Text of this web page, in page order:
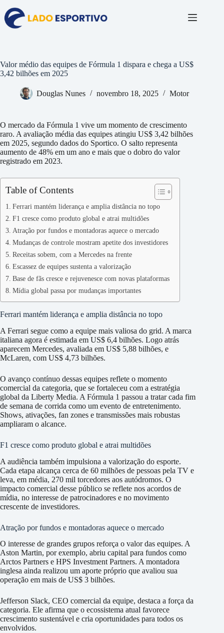
para
conteúdo
Valor médio das equipes de Fórmula 1 dispara e chega a US$
3,42 bilhões em 2025
Douglas Nunes novembro 18, 2025 Motor
O mercado da Fórmula 1 vive um momento de crescimento
raro. A avaliação média das equipes atingiu US$ 3,42 bilhões
em 2025, segundo dados do Sportico. O salto representa
aumento de 48% em um ano e mais que o dobro do valor
registrado em 2023.
Table of Contents
Ferrari mantém liderança e amplia distância no topo
F1 cresce como produto global e atrai multidões
Atração por fundos e montadoras aquece o mercado
Mudanças de controle mostram apetite dos investidores
Receitas sobem, com a Mercedes na frente
Escassez de equipes sustenta a valorização
Base de fãs cresce e rejuvenesce com novas plataformas
Mídia global passa por mudanças importantes
Ferrari mantém liderança e amplia distância no topo
A Ferrari segue como a equipe mais valiosa do grid. A marca
italiana agora é estimada em US$ 6,4 bilhões. Logo atrás
aparecem Mercedes, avaliada em US$ 5,88 bilhões, e
McLaren, com US$ 4,73 bilhões.
O avanço contínuo dessas equipes reflete o momento
comercial da categoria, que se fortaleceu com a estratégia
global da Liberty Media. A Fórmula 1 passou a tratar cada fim
de semana de corrida como um evento de entretenimento.
Shows, ativações, fan zones e transmissões mais robustas
ampliaram o alcance.
F1 cresce como produto global e atrai multidões
A audiência também impulsiona a valorização do esporte.
Cada etapa alcança cerca de 60 milhões de pessoas pela TV e
leva, em média, 270 mil torcedores aos autódromos. O
impacto comercial desse público se reflete nos acordos de
mídia, no interesse de patrocinadores e no movimento
crescente de investidores.
Atração por fundos e montadoras aquece o mercado
O interesse de grandes grupos reforça o valor das equipes. A
Aston Martin, por exemplo, abriu capital para fundos como
Arctos Partners e HPS Investment Partners. A montadora
inglesa ainda realizou um aporte próprio que avaliou sua
operação em mais de US$ 3 bilhões.
Jefferson Slack, CEO comercial da equipe, destaca a força da
categoria. Ele afirma que o ecossistema atual favorece
crescimento sustentável e cria oportunidades para todos os
envolvidos.